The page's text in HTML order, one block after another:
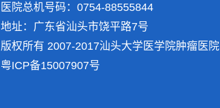
医院总机号码：0754-88555844
地址：广东省汕头市饶平路7号
版权所有 2007-2017汕头大学医学院肿瘤医院
粤ICP备15007907号